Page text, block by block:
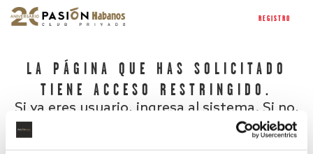
REGISTRO
LA PÁGINA QUE HAS SOLICITADO
TIENE ACCESO RESTRINGIDO.
Si ya eres usuario, ingresa al sistema. Si no,